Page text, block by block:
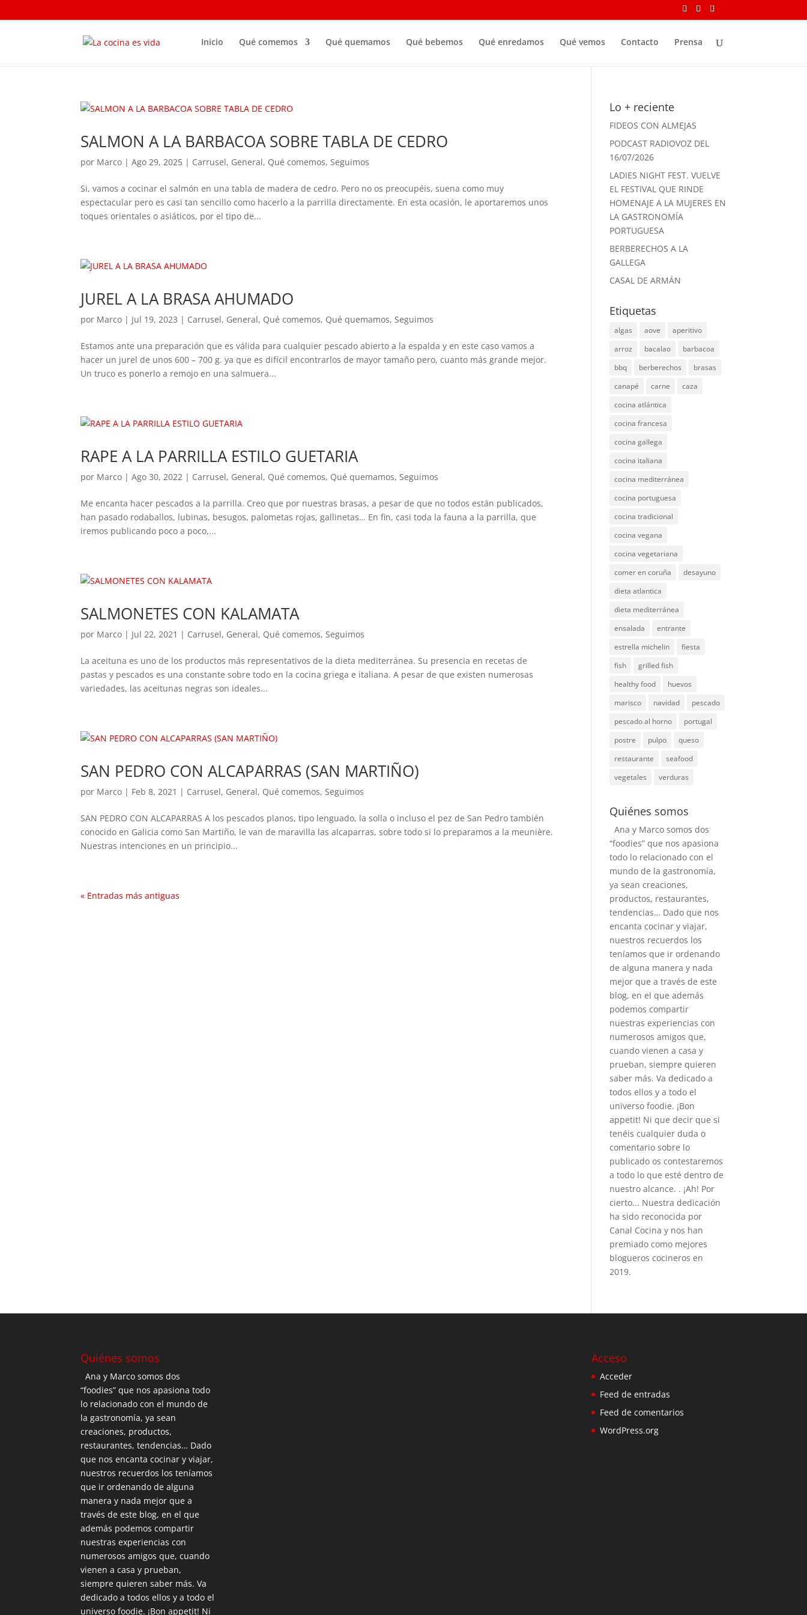
Inicio Qué comemos Qué quemamos Qué bebemos Qué enredamos Qué vemos Contacto Prensa
SALMON A LA BARBACOA SOBRE TABLA DE CEDRO
por Marco |Ago 29, 2025 | Carrusel, General, Qué comemos,Seguimos
Si, vamos a cocinar el salmón en una tabla de madera de cedro. Pero no os preocupéis, suena como muy
espectacular pero es casi tan sencillo como hacerlo a la parrilla directamente. En esta ocasión, le aportaremos unos
toques orientales o asiáticos, por el tipo de...
JUREL A LA BRASA AHUMADO
por Marco | Jul 19, 2023 | Carrusel, General, Qué comemos, Qué quemamos,Seguimos
Estamos ante una preparación que es válida para cualquier pescado abierto a la espalda y en este caso vamos a
hacer un jurel de unos 600 – 700 g. ya que es difícil encontrarlos de mayor tamaño pero, cuanto más grande mejor.
Un truco es ponerlo a remojo en una salmuera...
RAPE A LA PARRILLA ESTILO GUETARIA
por Marco |Ago 30, 2022 | Carrusel, General, Qué comemos, Qué quemamos,Seguimos
Me encanta hacer pescados a la parrilla. Creo que por nuestras brasas, a pesar de que no todos están publicados,
han pasado rodaballos, lubinas, besugos, palometas rojas, gallinetas… En fin, casi toda la fauna a la parrilla, que
iremos publicando poco a poco,...
SALMONETES CON KALAMATA
por Marco | Jul 22, 2021 | Carrusel, General, Qué comemos,Seguimos
La aceituna es uno de los productos más representativos de la dieta mediterránea. Su presencia en recetas de
pastas y pescados es una constante sobre todo en la cocina griega e italiana. A pesar de que existen numerosas
variedades, las aceitunas negras son ideales...
SAN PEDRO CON ALCAPARRAS (SAN MARTIÑO)
por Marco | Feb 8, 2021 | Carrusel, General, Qué comemos,Seguimos
SAN PEDRO CON ALCAPARRAS A los pescados planos, tipo lenguado, la solla o incluso el pez de San Pedro también
conocido en Galicia como San Martiño, le van de maravilla las alcaparras, sobre todo si lo preparamos a la meunière.
Nuestras intenciones en un principio...
« Entradas más antiguas
Lo + reciente
FIDEOS CON ALMEJAS
PODCAST RADIOVOZ DEL
16/07/2026
LADIES NIGHT FEST. VUELVE
EL FESTIVAL QUE RINDE
HOMENAJE A LA MUJERES EN
LA GASTRONOMÍA
PORTUGUESA
BERBERECHOS A LA
GALLEGA
CASAL DE ARMÁN
Etiquetas
algas aove
aperitivo
arroz
bacalao
barbacoa
bbq
berberechos
brasas
canapé
carne
caza
cocina atlántica
cocina francesa
cocina gallega
cocina italiana
cocina mediterránea
cocina portuguesa
cocina tradicional
cocina vegana
cocina vegetariana
comer en coruña
desayuno
dieta atlantica
dieta mediterránea
ensalada
entrante
estrella michelin
fiesta
fish
grilled fish
healthy food
huevos
marisco
navidad
pescado
pescado al horno
portugal
postre
pulpo
queso
restaurante
seafood
vegetales
verduras
Quiénes somos
Ana y Marco somos dos
“foodies” que nos apasiona
todo lo relacionado con el
mundo de la gastronomía,
ya sean creaciones,
productos, restaurantes,
tendencias… Dado que nos
encanta cocinar y viajar,
nuestros recuerdos los
teníamos que ir ordenando
de alguna manera y nada
mejor que a través de este
blog, en el que además
podemos compartir
nuestras experiencias con
numerosos amigos que,
cuando vienen a casa y
prueban, siempre quieren
saber más. Va dedicado a
todos ellos y a todo el
universo foodie. ¡Bon
appetit! Ni que decir que si
tenéis cualquier duda o
comentario sobre lo
publicado os contestaremos
a todo lo que esté dentro de
nuestro alcance. . ¡Ah! Por
cierto... Nuestra dedicación
ha sido reconocida por
Canal Cocina y nos han
premiado como mejores
blogueros cocineros en
2019.
Quiénes somos
Ana y Marco somos dos
“foodies” que nos apasiona todo
lo relacionado con el mundo de
la gastronomía, ya sean
creaciones, productos,
restaurantes, tendencias… Dado
que nos encanta cocinar y viajar,
nuestros recuerdos los teníamos
que ir ordenando de alguna
manera y nada mejor que a
través de este blog, en el que
además podemos compartir
nuestras experiencias con
numerosos amigos que, cuando
vienen a casa y prueban,
siempre quieren saber más. Va
dedicado a todos ellos y a todo el
universo foodie. ¡Bon appetit! Ni
Acceso
Acceder
Feed de entradas
Feed de comentarios
WordPress.org